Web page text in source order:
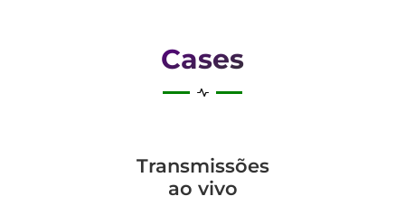
Cases
Transmis­sões
ao vivo